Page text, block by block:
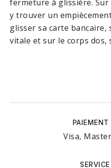
fermeture à glissière.
y trouver un
glisser sa carte bancaire,
vitale et sur le corps dos,
PAIEMENT
Visa,